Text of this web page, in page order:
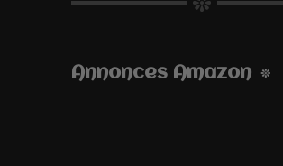
Annonces Amazon